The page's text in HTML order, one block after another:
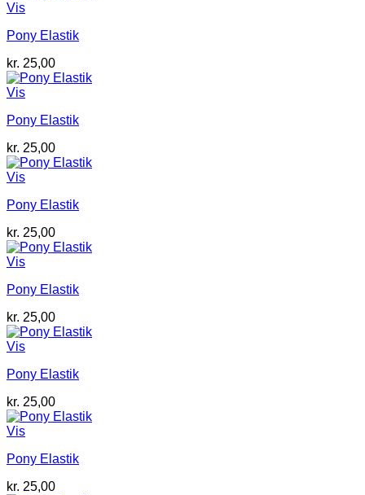
Vis
Pony Elastik
kr. 25,00
Vis
Pony Elastik
kr. 25,00
Vis
Pony Elastik
kr. 25,00
Vis
Pony Elastik
kr. 25,00
Vis
Pony Elastik
kr. 25,00
Vis
Pony Elastik
kr. 25,00